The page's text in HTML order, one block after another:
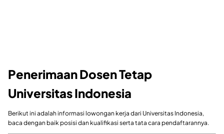
Penerimaan Dosen Tetap
Universitas Indonesia
Berikut ini adalah informasi lowongan kerja dari Universitas Indonesia,
baca dengan baik posisi dan kualifikasi serta tata cara pendaftarannya.